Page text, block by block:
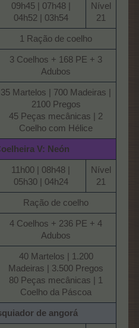
09h45 | 07h48 |
04h52 | 03h54​
Nível
21​
1 Ração de coelho​
3 Coelhos + 168 PE + 3
Adubos​
35 Martelos | 700 Madeiras |
2100 Pregos
45 Peças mecânicas | 2
Coelho com Hélice​
V: Neón
11h00 | 08h48 |
05h30 | 04h24​
Nível
21​
Ração de coelho​
4 Coelhos + 236 PE + 4
Adubos​
40 Martelos | 1.200
Madeiras | 3.500 Pregos
80 Peças mecânicas | 1
Coelho da Páscoa​
de angorá